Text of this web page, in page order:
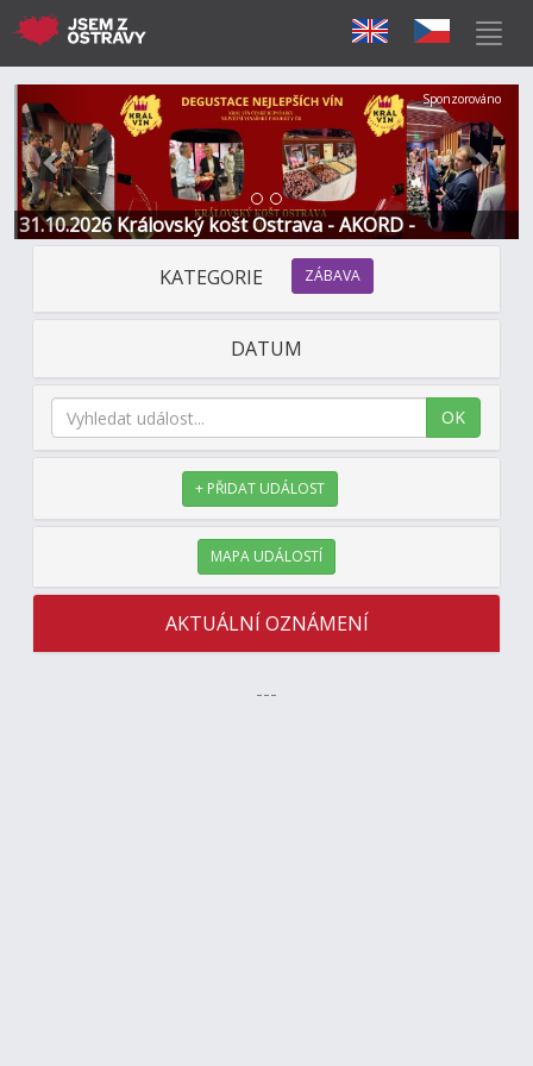
31.10.2026 Královský košt Ostrava - AKORD -
Restaurace a Hotel
Předchozí Další
Sponzorováno
KATEGORIE ZÁBAVA
DATUM
OK
+ PŘIDAT UDÁLOST
MAPA UDÁLOSTÍ
AKTUÁLNÍ OZNÁMENÍ
---